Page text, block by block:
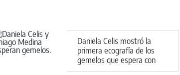
Daniela Celis mostró la
primera ecografía de los
gemelos que espera con
Thiago